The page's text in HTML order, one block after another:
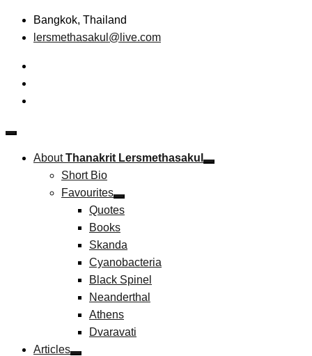
Skip
Bangkok, Thailand
lersmethasakul@live.com
Thanakrit Lersmethasakul
Technopreneurship
AboutThanakrit Lersmethasakul
Short Bio
Favourites
Quotes
Books
Skanda
Cyanobacteria
Black Spinel
Neanderthal
Athens
Dvaravati
Articles